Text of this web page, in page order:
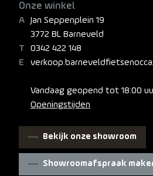
Onze winkel
Jan Seppenplein 19
3772 BL Barneveld
0342 422 148
Vandaag geopend tot 18:00
Openingstijden
Bekijk onze showroom
Showroomafspraak